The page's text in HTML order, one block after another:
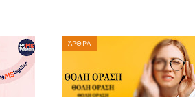
ΆΡΘΡΑ